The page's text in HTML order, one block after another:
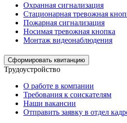
Охранная сигнализация
Стационарная тревожная
Пожарная сигнализация
Носимая тревожная кнопка
Монтаж видеонаблюдения
Сформировать квитанцию
Трудоустройство
О работе в компании
Требования к соискателям
Наши вакансии
Отправить заявку в отдел